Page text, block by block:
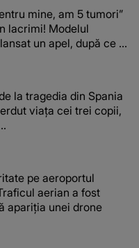
mine, am 5 tumori”
lacrimi! Modelul
un apel, după ce a
la tragedia din Spania
viața cei trei copii,
pe aeroportul
aerian a fost
apariția unei drone